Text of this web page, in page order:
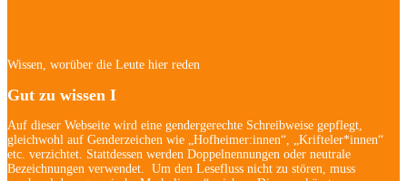
Wissen, worüber die Leute hier reden
Gut zu wissen I
Auf dieser Webseite wird eine gendergerechte Schreibweise gepflegt,
gleichwohl auf Genderzeichen wie „Hofheimer:innen“, „Krifteler*innen“
etc. verzichtet. Stattdessen werden Doppelnennungen oder neutrale
Bezeichnungen verwendet. Um den Lesefluss nicht zu stören, muss